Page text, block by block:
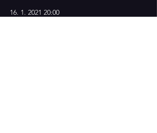
16. 1. 2021 20:00